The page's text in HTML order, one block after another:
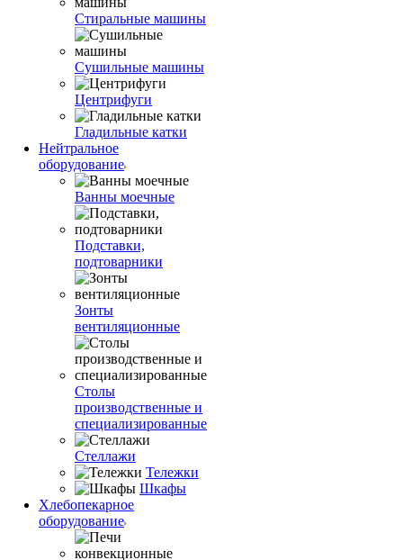
Стиральные машины
Сушильные машины
Центрифуги
Гладильные катки
Нейтральное
оборудование
Ванны моечные
Подставки,
подтоварники
Зонты
вентиляционные
Столы
производственные и
специализированные
Стеллажи
Тележки
Шкафы
Хлебопекарное
оборудование